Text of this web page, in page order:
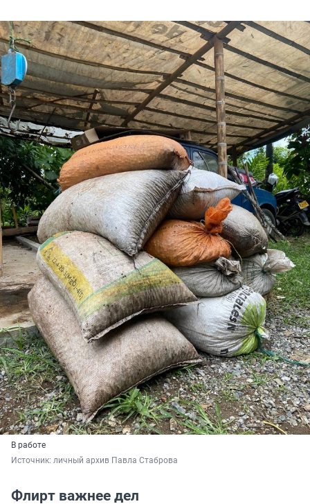
В работе
Источник: личный архив Павла Стаброва
Флирт важнее дел